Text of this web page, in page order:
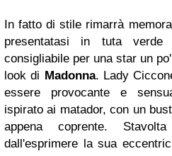
In fatto di stile rimarrà
presentatasi in tuta
consigliabile per una star un
look di Madonna. Lady
essere provocante e
ispirato ai matador, con un
appena coprente.
dall'esprimere la sua